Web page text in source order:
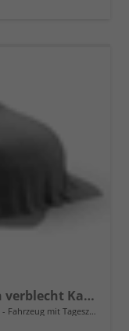
30 L2H1 120 Multijet Flachdach verblecht Kastenwagen 3T Diesel MT
Fahrzeug mit Tageszulassung